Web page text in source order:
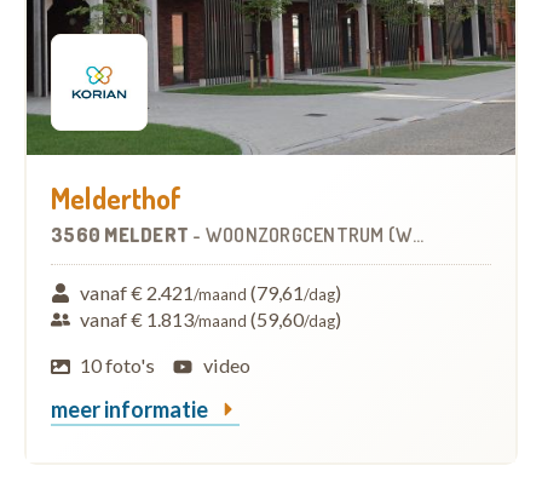
Melderthof
3560 MELDERT - WOONZORGCENTRUM (WZC)
vanaf € 2.421/maand (79,61/dag)
vanaf € 1.813/maand (59,60/dag)
10 foto's
video
meer informatie